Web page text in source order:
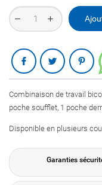
Partager
Combinaison de travail
poche soufflet, 1 poche
Disponible en plusieurs
Garanties